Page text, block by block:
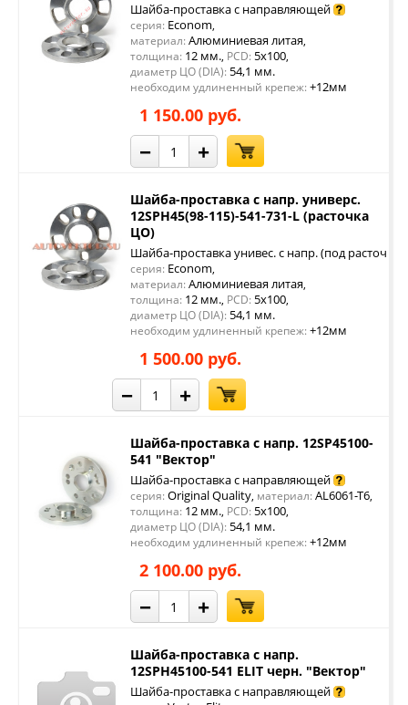
Шайба-проставка с направляющей
серия: Econom,
материал: Алюминиевая литая,
толщина: 12 мм., PCD: 5x100,
диаметр ЦО (DIA): 54,1 мм.
необходим удлиненный крепеж: +12мм
1 150.00 руб.
− +
Шайба-проставка с напр. универс.
12SPH45(98-115)-541-731-L (расточка
ЦО)
Шайба-проставка унивес. с напр. (под расточку
серия: Econom,
материал: Алюминиевая литая,
толщина: 12 мм., PCD: 5x100,
диаметр ЦО (DIA): 54,1 мм.
необходим удлиненный крепеж: +12мм
1 500.00 руб.
− +
Шайба-проставка с напр. 12SP45100-
541 "Вектор"
Шайба-проставка с направляющей
серия: Original Quality, материал: AL6061-T6,
толщина: 12 мм., PCD: 5x100,
диаметр ЦО (DIA): 54,1 мм.
необходим удлиненный крепеж: +12мм
2 100.00 руб.
− +
Шайба-проставка с напр.
12SPH45100-541 ELIT черн. "Вектор"
Шайба-проставка с направляющей